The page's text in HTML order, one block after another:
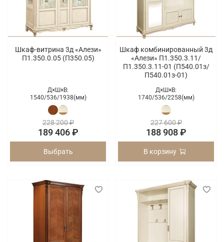
Шкаф-витрина 3д «Алези»
П1.350.0.05 (П350.05)
Д×Ш×В:
1540/536/1938(мм)
228 200 ₽
189 406 ₽
Выбрать
Шкаф комбинированный 3д
«Алези» П1.350.3.11/
П1.350.3.11-01 (П540.01з/
П540.01з-01)
Д×Ш×В:
1740/536/2258(мм)
227 600 ₽
188 908 ₽
В корзину